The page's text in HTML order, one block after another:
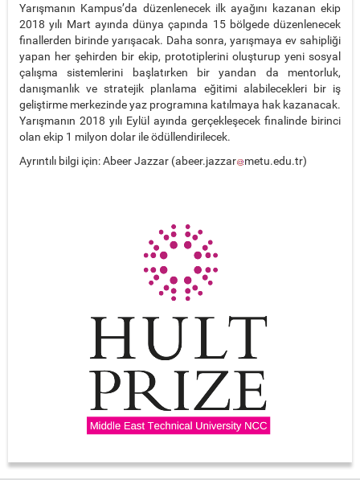
Yarışmanın Kampus’da düzenlenecek ilk ayağını kazanan ekip
2018 yılı Mart ayında dünya çapında 15 bölgede düzenlenecek
finallerden birinde yarışacak. Daha sonra, yarışmaya ev sahipliği
yapan her şehirden bir ekip, prototiplerini oluşturup yeni sosyal
çalışma sistemlerini başlatırken bir yandan da mentorluk,
danışmanlık ve stratejik planlama eğitimi alabilecekleri bir iş
geliştirme merkezinde yaz programına katılmaya hak kazanacak.
Yarışmanın 2018 yılı Eylül ayında gerçekleşecek finalinde birinci
olan ekip 1 milyon dolar ile ödüllendirilecek.
Ayrıntılı bilgi için: Abeer Jazzar (abeer.jazzar metu.edu.tr)